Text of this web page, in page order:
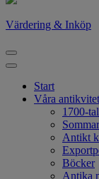
Värdering & Inköp
Start
Våra
1700-
Antikt
Böcker
Antika